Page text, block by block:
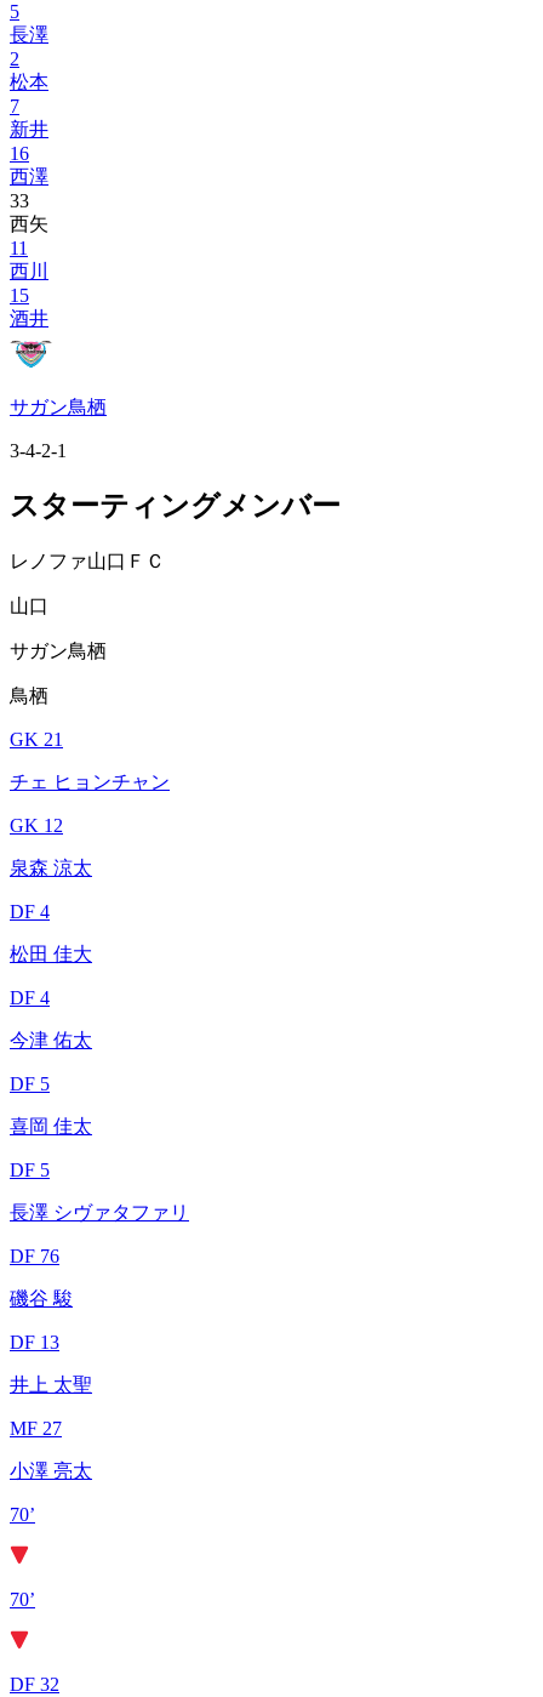
5
長澤
2
松本
7
新井
16
西澤
33
西矢
11
西川
15
酒井
サガン鳥栖
3-4-2-1
スターティングメンバー
レノファ山口ＦＣ
山口
サガン鳥栖
鳥栖
GK 21
チェ ヒョンチャン
GK 12
泉森 涼太
DF 4
松田 佳大
DF 4
今津 佑太
DF 5
喜岡 佳太
DF 5
長澤 シヴァタファリ
DF 76
磯谷 駿
DF 13
井上 太聖
MF 27
小澤 亮太
70’
70’
DF 32